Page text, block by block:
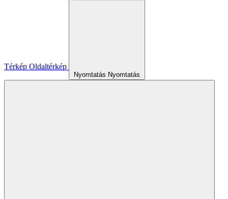
Térkép Oldaltérkép
Nyomtatás Nyomtatás